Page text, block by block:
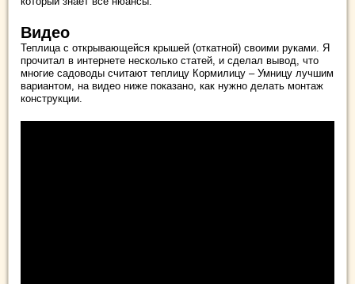
Видео
Теплица с открывающейся крышей (откатной) своими руками. Я
прочитал в интернете несколько статей, и сделал вывод, что
многие садоводы считают теплицу Кормилицу – Умницу лучшим
вариантом, на видео ниже показано, как нужно делать монтаж
конструкции.